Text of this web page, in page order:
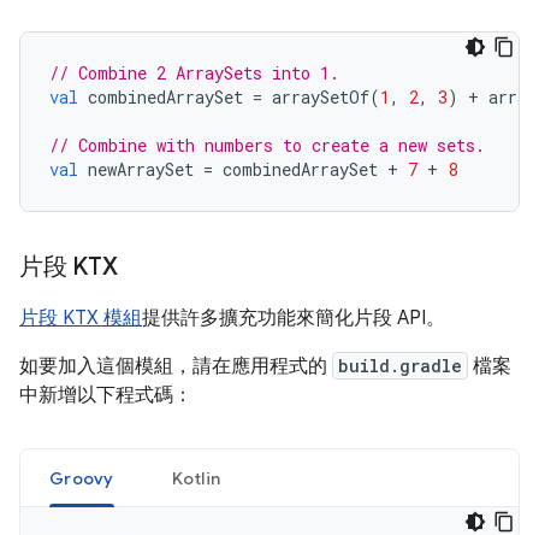
// Combine 2 ArraySets into 1.
val combinedArraySet = arraySetOf(1 , 2, 3) +
// Combine with numbers to create a new sets.
val newArraySet = combinedArraySet + 7 + 8
片段 KTX
片段 KTX 模組提供許多擴充功能來簡化片段 API。
如要加入這個模組，請在應用程式的 build.gradle 檔案
中新增以下程式碼：
Groovy Kotlin